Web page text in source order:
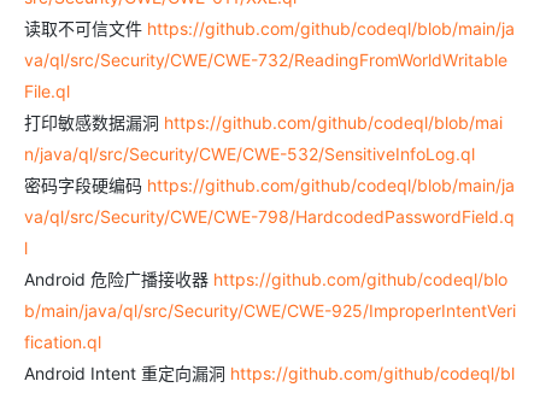
读取不可信文件 https://github.com/github/codeql/blob/main/ja
va/ql/src/Security/CWE/CWE-732/ReadingFromWorldWritable
File.ql
打印敏感数据漏洞 https://github.com/github/codeql/blob/mai
n/java/ql/src/Security/CWE/CWE-532/SensitiveInfoLog.ql
密码字段硬编码 https://github.com/github/codeql/blob/main/ja
va/ql/src/Security/CWE/CWE-798/HardcodedPasswordField.q
l
Android 危险广播接收器 https://github.com/github/codeql/blo
b/main/java/ql/src/Security/CWE/CWE-925/ImproperIntentVeri
fication.ql
Android Intent 重定向漏洞 https://github.com/github/codeql/bl